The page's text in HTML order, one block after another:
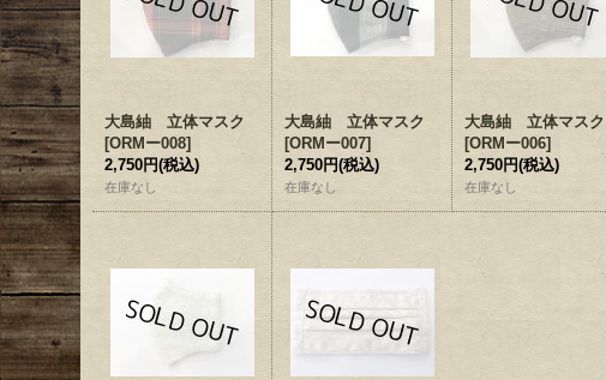
大島紬 立体マスク
[ORMー008]
2,750円(税込)
在庫なし
大島紬 立体マスク
[ORMー007]
2,750円(税込)
在庫なし
大島紬 立体マスク
[ORMー006]
2,750円(税込)
在庫なし